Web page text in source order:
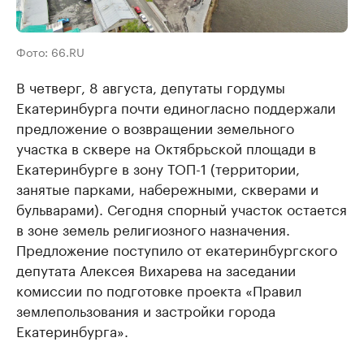
Фото: 66.RU
В четверг, 8 августа, депутаты гордумы
Екатеринбурга почти единогласно поддержали
предложение о возвращении земельного
участка в сквере на Октябрьской площади в
Екатеринбурге в зону ТОП-1 (территории,
занятые парками, набережными, скверами и
бульварами). Сегодня спорный участок остается
в зоне земель религиозного назначения.
Предложение поступило от екатеринбургского
депутата Алексея Вихарева на заседании
комиссии по подготовке проекта «Правил
землепользования и застройки города
Екатеринбурга».